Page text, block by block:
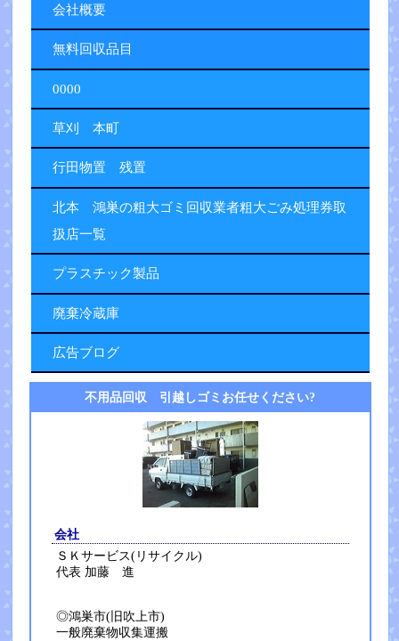
会社概要
無料回収品目
0000
草刈 本町
行田物置 残置
北本 鴻巣の粗大ゴミ回収業者粗大ごみ処理券取
扱店一覧
プラスチック製品
廃棄冷蔵庫
広告ブログ
不用品回収 引越しゴミお任せください?
会社
ＳＫサービス(リサイクル)
代表 加藤 進
◎鴻巣市(旧吹上市)
一般廃棄物収集運搬